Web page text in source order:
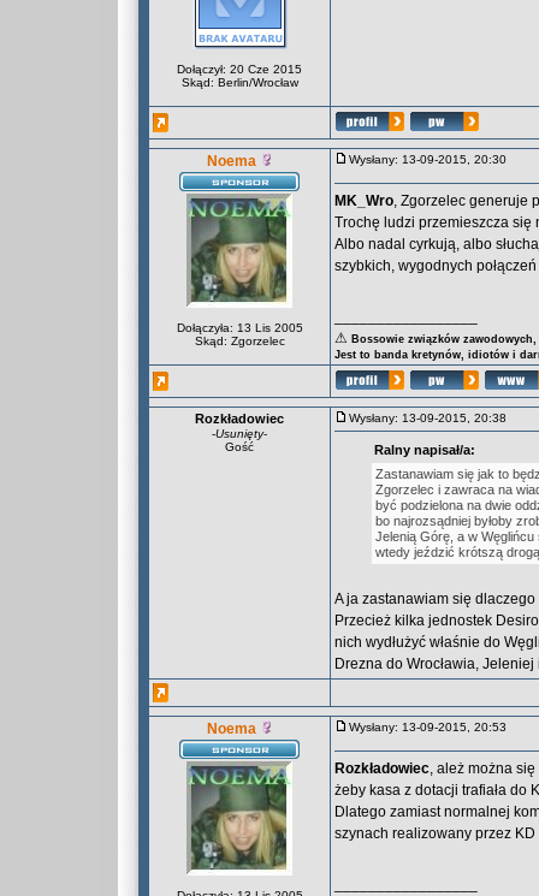
Dołączył: 20 Cze 2015
Skąd: Berlin/Wrocław
Noema
Dołączyła: 13 Lis 2005
Skąd: Zgorzelec
Wysłany: 13-09-2015, 20:30
MK_Wro, Zgorzelec generuje
Trochę ludzi przemieszcza się
Albo nadal cyrkują, albo
szybkich, wygodnych
⚠ Bossowie związków
Jest to banda kretynów, idiotów i
Rozkładowiec
-Usunięty-
Gość
Wysłany: 13-09-2015, 20:38
Ralny napisał/a:
Zastanawiam się jak to
Zgorzelec i zawraca na
być podzielona na dwie
bo najrozsądniej byłoby
Jelenią Górę, a w Węglińcu
wtedy jeździć krótszą
A ja zastanawiam się
Przecież kilka jednostek
nich wydłużyć właśnie do
Drezna do Wrocławia,
Noema Wysłany: 13-09-2015, 20:53
Rozkładowiec, ależ można
żeby kasa z dotacji trafiała do
Dlatego zamiast normalnej
szynach realizowany przez